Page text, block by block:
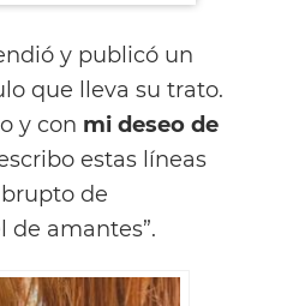
y publicó un
que lleva su trato.
y con mi deseo de
estas líneas
de
de amantes”.